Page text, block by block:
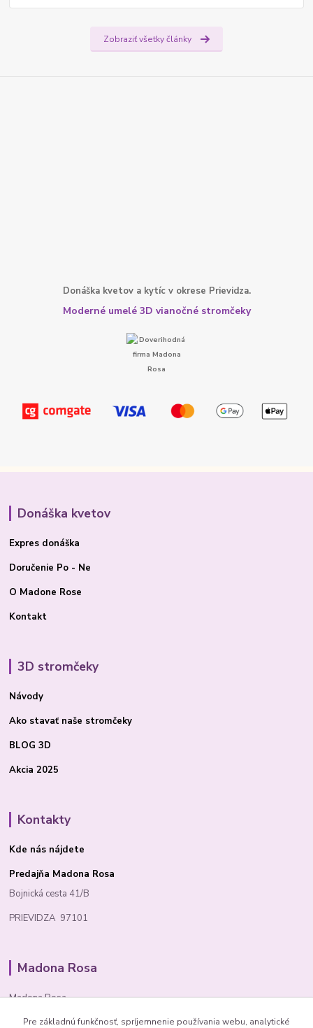
Zobraziť všetky články
Donáška kvetov a kytíc v okrese Prievidza.
Moderné umelé 3D vianočné stromčeky
Donáška kvetov
Expres donáška
Doručenie Po - Ne
O Madone Rose
Kontakt
3D stromčeky
Návody
Ako stavať naše stromčeky
BLOG 3D
Akcia 2025
Kontakty
Kde nás nájdete
Predajňa Madona Rosa
Bojnická cesta 41/B
PRIEVIDZA 97101
Madona Rosa
Madona Rosa
Pre základnú funkčnosť, spríjemnenie používania webu, analytické